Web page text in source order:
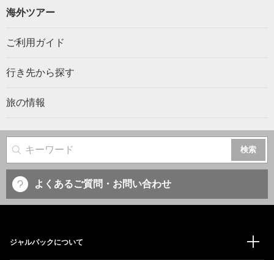
海外ツアー
ご利用ガイド
行き先から探す
旅の情報
サイト内検索
よくあるご質問・お問い合わせ
ジャルパックについて